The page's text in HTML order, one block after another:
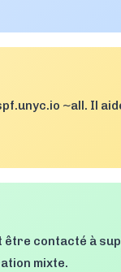
~all. Il
être contacté à
mixte.